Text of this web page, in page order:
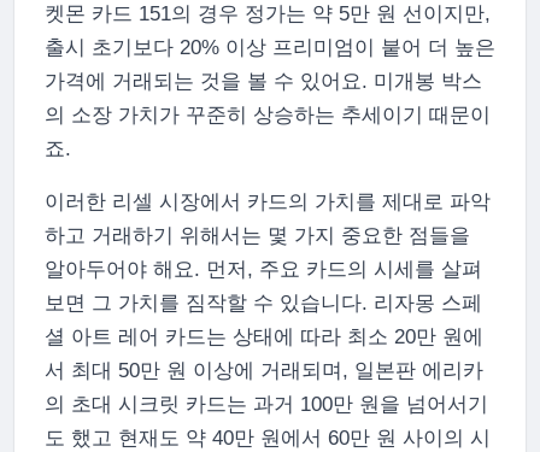
켓몬 카드 151의 경우 정가는 약 5만 원 선이지만,
출시 초기보다 20% 이상 프리미엄이 붙어 더 높은
가격에 거래되는 것을 볼 수 있어요. 미개봉 박스
의 소장 가치가 꾸준히 상승하는 추세이기 때문이
죠.
이러한 리셀 시장에서 카드의 가치를 제대로 파악
하고 거래하기 위해서는 몇 가지 중요한 점들을
알아두어야 해요. 먼저, 주요 카드의 시세를 살펴
보면 그 가치를 짐작할 수 있습니다. 리자몽 스페
셜 아트 레어 카드는 상태에 따라 최소 20만 원에
서 최대 50만 원 이상에 거래되며, 일본판 에리카
의 초대 시크릿 카드는 과거 100만 원을 넘어서기
도 했고 현재도 약 40만 원에서 60만 원 사이의 시